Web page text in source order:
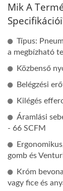
Mik A
Típus:
a megbízható
Közbenső
Belégzési
Kilégés
Áramlási
- 66 SCFM
gomb és
Króm
vagy fice és